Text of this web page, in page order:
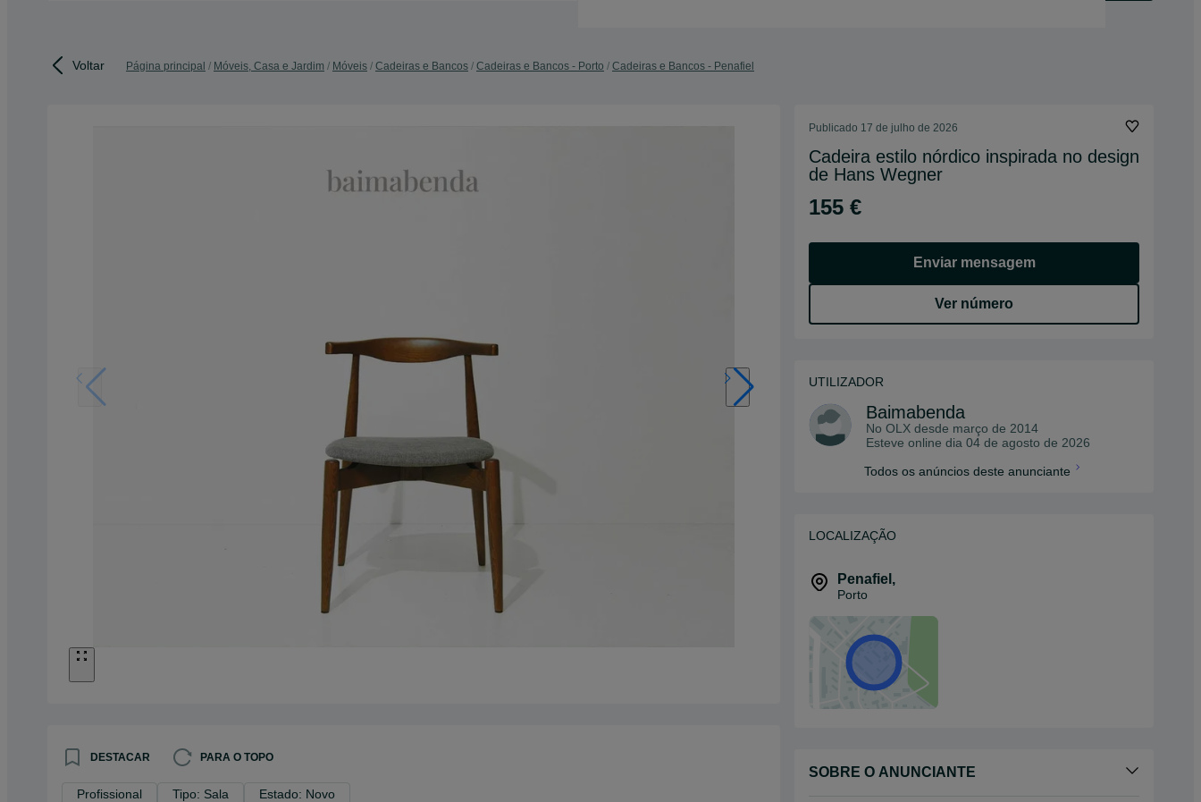
Voltar Página principal Móveis, Casa e Jardim Móveis Cadeiras e Bancos Cadeiras e Bancos - Porto Cadeiras e Bancos - Penafiel
DESTACAR PARA O TOPO
Profissional Tipo: Sala Estado: Novo
Publicado 17 de julho de 2026
Cadeira estilo nórdico inspirada no design
de Hans Wegner
155 €
Enviar mensagem
Ver número
UTILIZADOR
Baimabenda
No OLX desde março de 2014
Esteve online dia 04 de agosto de 2026
Todos os anúncios deste anunciante
LOCALIZAÇÃO
Penafiel ,
Porto
SOBRE O ANUNCIANTE